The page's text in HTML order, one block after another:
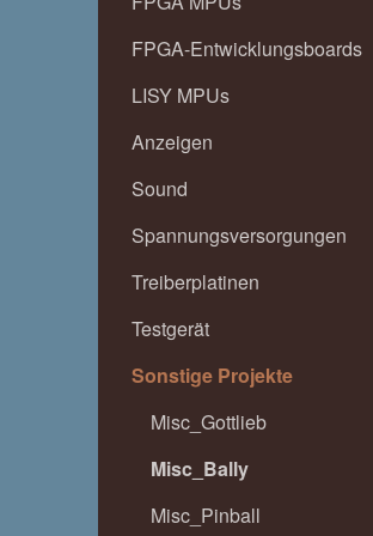
FPGA-Entwicklungsboards
LISY MPUs
Anzeigen
Sound
Spannungsversorgungen
Treiberplatinen
Testgerät
Sonstige Projekte
Misc_Gottlieb
Misc_Bally
Misc_Pinball